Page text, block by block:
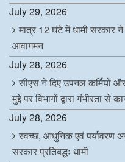
July 29, 2026
मात्र 12 घंटे में धामी सरकार
आवागमन
July 28, 2026
सीएस ने दिए उपनल कर्मियों
मुद्दे पर विभागों द्वारा गंभीरता से
July 28, 2026
स्वच्छ, आधुनिक एवं पर्यावरण
सरकार प्रतिबद्धः धामी